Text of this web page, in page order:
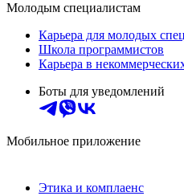
Молодым специалистам
Карьера для молодых
Школа программистов
Карьера в
Боты для уведомлений
Мобильное приложение
Этика и комплаенс